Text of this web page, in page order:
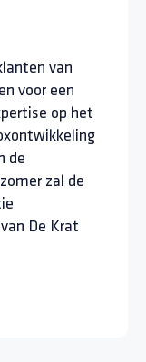
van
voor een
op het
de
zal de
De Krat